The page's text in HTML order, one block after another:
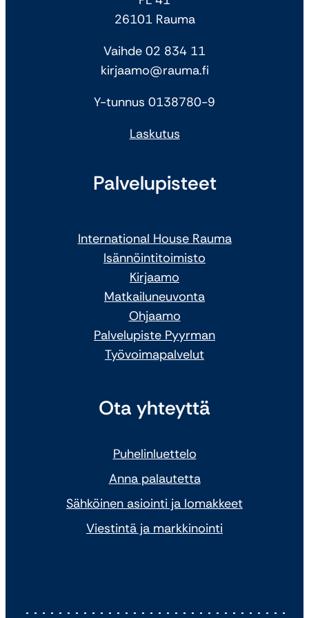
26101 Rauma
Vaihde 02 834 11
kirjaamo@rauma.fi
Y-tunnus 0138780-9
Laskutus
Palvelupisteet
International House Rauma
Isännöintitoimisto
Kirjaamo
Matkailuneuvonta
Ohjaamo
Palvelupiste Pyyrman
Työvoimapalvelut
Ota yhteyttä
Puhelinluettelo
Anna palautetta
Sähköinen asiointi ja lomakkeet
Viestintä ja markkinointi